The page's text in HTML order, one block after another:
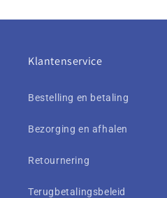
Klantenservice
Bestelling en betaling
Bezorging en afhalen
Retournering
Terugbetalingsbeleid